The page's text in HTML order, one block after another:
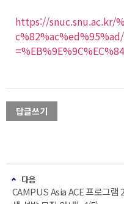
https://snuc.snu.ac.kr/
답글쓰기
다음
CAMPUS Asia ACE 프로그램